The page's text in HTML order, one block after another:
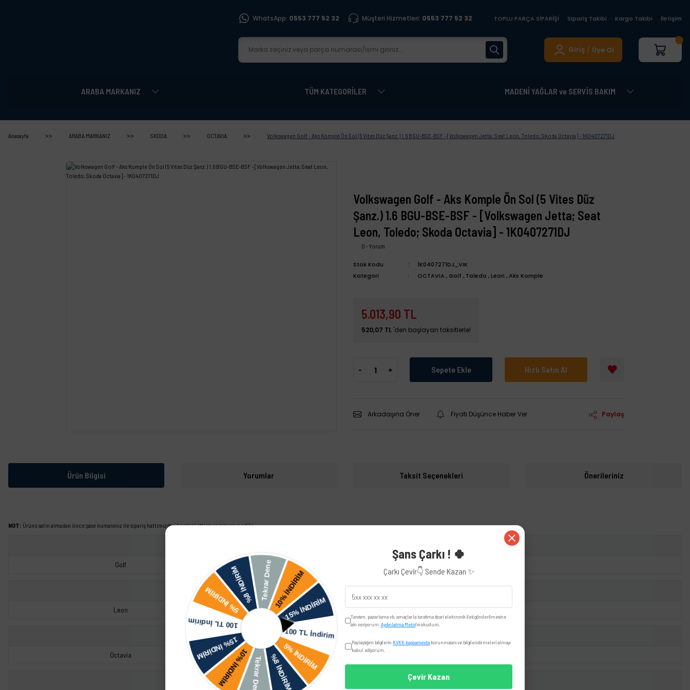
WhatsApp: 0553 777 52 32 Müşteri Hizmetleri: 0553 777 52 32 TOPLU PARÇA SİPARİŞİ Sipariş Takibi Kargo Takibi İletişim
Giriş / Üye Ol
ARABA MARKANIZ TÜM KATEGORİLER MADENİ YAĞLAR ve SERVİS BAKIM
Anasayfa ARABA MARKANIZ SKODA OCTAVIA Volkswagen Golf - Aks Komple Ön Sol (5 Vites Düz Şanz.) 1.6 BGU-BSE-BSF - [Volkswagen Jetta; Seat Leon, Toledo; Skoda Octavia] - 1K0407271DJ
Volkswagen Golf - Aks Komple Ön Sol (5 Vites Düz
Şanz.) 1.6 BGU-BSE-BSF - [Volkswagen Jetta; Seat
Leon, Toledo; Skoda Octavia] - 1K0407271DJ
0 - Yorum
Stok Kodu
1K0407271DJ_VIK
Kategori
OCTAVIA , Golf , Toledo , Leon ,Aks Komple
5.013,90 TL
520,07 TL 'den başlayan taksitlerle!
- + Sepete Ekle Hızlı Satın Al
Arkadaşına Öner Fiyatı Düşünce Haber Ver Paylaş
Ürün Bilgisi Yorumlar Taksit Seçenekleri Önerileriniz
NOT: Ürünü satın almadan önce şase numaranız ile sipariş hattımızdan kontrol ettirmeniz tavsiye edilir.
Golf
Leon Toledo
Octavia
Şans Çarkı ! 🍀
Çarkı Çevir👇 Sende Kazan ✨
Tanıtım, pazarlama vb. amaçlarla tarafıma ticari elektronik ileti gönderilmesine
izin veriyorum. Aydınlatma Metni'ni okudum.
Paylaştığım bilgilerin KVKK kapsamında korunmasını ve bilgilendirmeleri almayı
kabul ediyorum.
Çevir Kazan